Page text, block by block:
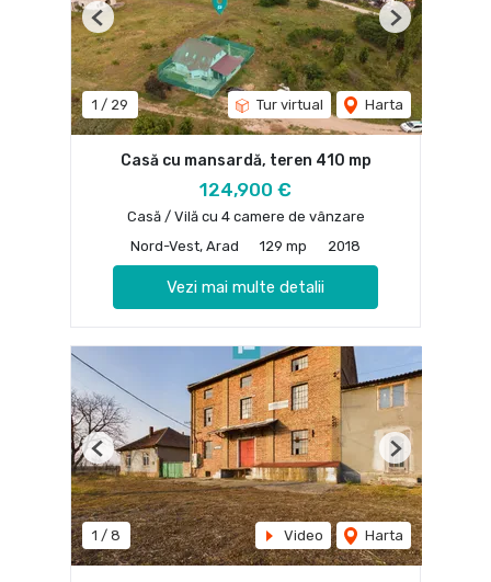
1 / 29 Tur virtual Harta
Previous Next
Casă cu mansardă, teren 410 mp
124,900 €
Casă / Vilă cu 4 camere de vânzare
Nord-Vest, Arad
129 mp 2018
Vezi mai multe detalii
1 / 8 Video Harta
Previous Next